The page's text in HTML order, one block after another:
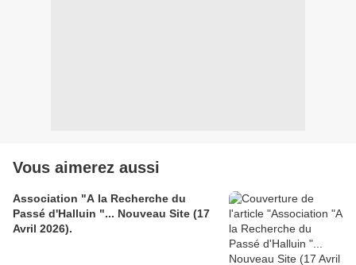
Vous aimerez aussi
Association "A la Recherche du
Passé d'Halluin "... Nouveau Site (17
Avril 2026).